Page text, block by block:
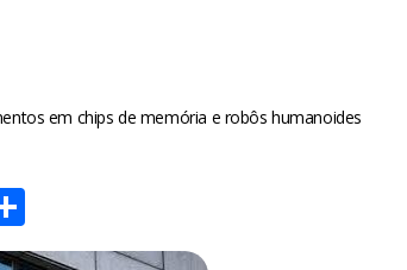
em chips de memória e robôs humanoides